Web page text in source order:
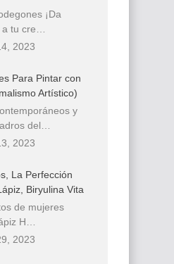
¡Da
tu cre…
2023
Para Pintar con
Artístico)
y
del…
2023
La Perfección
Biryulina Vita
de mujeres
H…
2023